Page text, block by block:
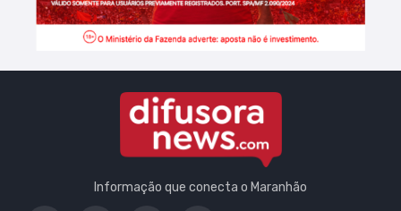
Informação que conecta o Maranhão